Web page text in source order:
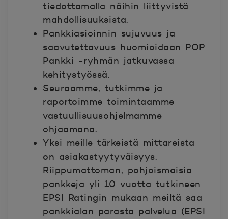
tiedottamalla näihin liittyvistä
mahdollisuuksista.
Pankkiasioinnin sujuvuus ja
saavutettavuus huomioidaan POP
Pankki -ryhmän jatkuvassa
kehitystyössä.
Seuraamme, tutkimme ja
raportoimme toimintaamme
vastuullisuusohjelmamme
ohjaamana.
Yksi meille tärkeistä mittareista
on asiakastyytyväisyys.
Riippumattoman, pohjoismaisia
pankkeja yli 10 vuotta tutkineen
EPSI Ratingin mukaan meiltä saa
pankkialan parasta palvelua (EPSI